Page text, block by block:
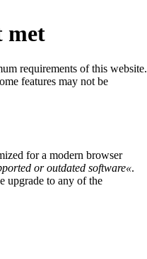
met
requirements of this website.
features may not be
for a modern browser
or outdated software«.
upgrade to any of the